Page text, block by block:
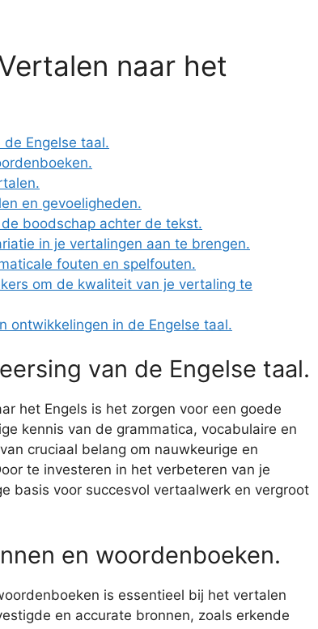
naar het
Engelse taal.
en gevoeligheden.
boodschap achter de tekst.
in je vertalingen aan te brengen.
fouten en spelfouten.
om de kwaliteit van je vertaling te
ontwikkelingen in de Engelse taal.
van de Engelse taal.
het Engels is het zorgen voor een goede
kennis van de grammatica, vocabulaire en
cruciaal belang om nauwkeurige en
te investeren in het verbeteren van je
basis voor succesvol vertaalwerk en vergroot
en woordenboeken.
is essentieel bij het vertalen
en accurate bronnen, zoals erkende